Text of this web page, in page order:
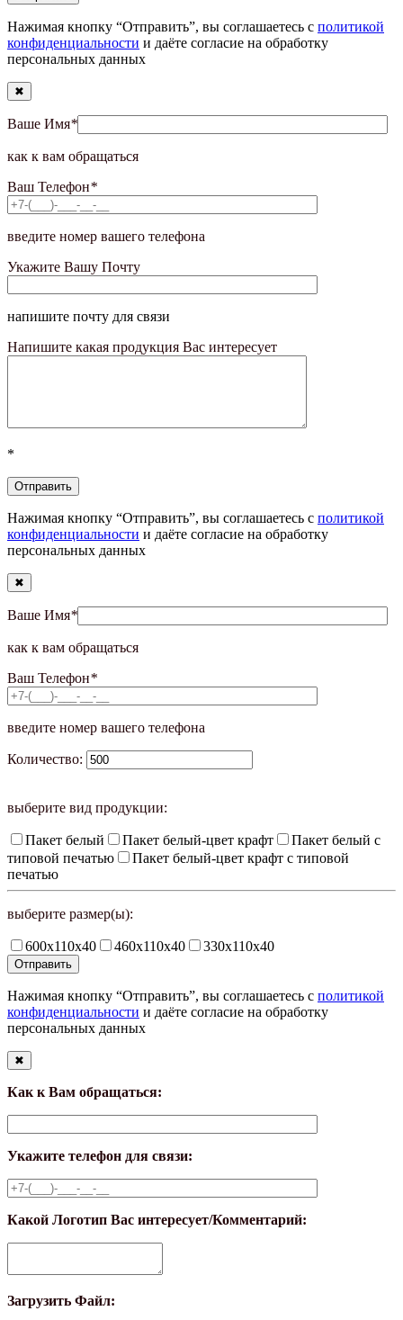
Нажимая кнопку “Отправить”, вы соглашаетесь с политикой
конфиденциальности и даёте согласие на обработку
персональных данных
✖
Ваше Имя*
как к вам обращаться
Ваш Телефон*
введите номер вашего телефона
Укажите Вашу Почту
напишите почту для связи
Напишите какая продукция Вас интересует
*
Нажимая кнопку “Отправить”, вы соглашаетесь с политикой
конфиденциальности и даёте согласие на обработку
персональных данных
✖
Ваше Имя*
как к вам обращаться
Ваш Телефон*
введите номер вашего телефона
Количество:
выберите вид продукции:
Пакет белый Пакет белый-цвет крафт
Пакет белый с
типовой печатью
Пакет белый-цвет крафт с типовой
печатью
выберите размер(ы):
600х110х40 460х110х40 330х110х40
Нажимая кнопку “Отправить”, вы соглашаетесь с политикой
конфиденциальности и даёте согласие на обработку
персональных данных
✖
Как к Вам обращаться:
Укажите телефон для связи:
Какой Логотип Вас интересует/Комментарий:
Загрузить Файл: